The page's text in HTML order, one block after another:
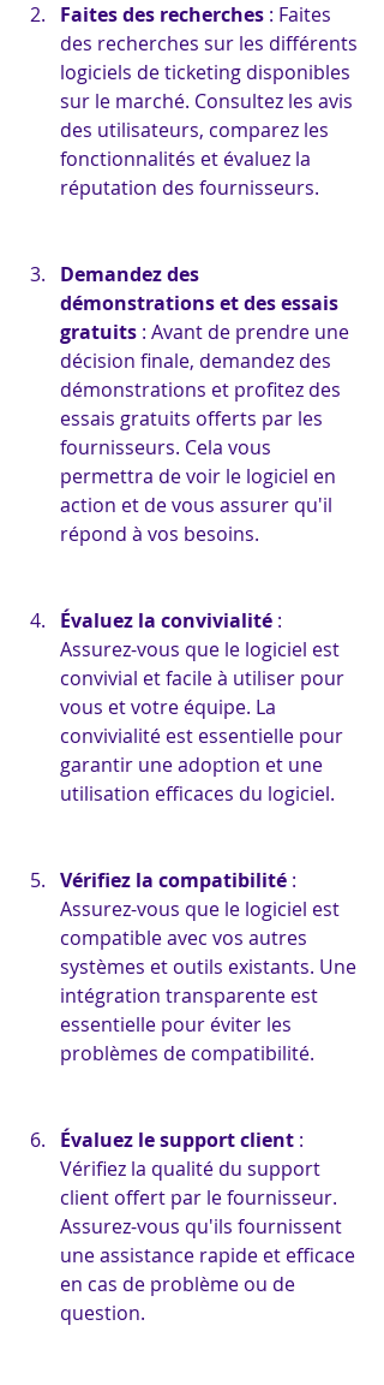
Faites des recherches : Faites
des recherches sur les différents
logiciels de ticketing disponibles
sur le marché. Consultez les avis
des utilisateurs, comparez les
fonctionnalités et évaluez la
réputation des fournisseurs.
Demandez des
démonstrations et des essais
gratuits : Avant de prendre une
décision finale, demandez des
démonstrations et profitez des
essais gratuits offerts par les
fournisseurs. Cela vous
permettra de voir le logiciel en
action et de vous assurer qu'il
répond à vos besoins.
Évaluez la convivialité :
Assurez-vous que le logiciel est
convivial et facile à utiliser pour
vous et votre équipe. La
convivialité est essentielle pour
garantir une adoption et une
utilisation efficaces du logiciel.
Vérifiez la compatibilité :
Assurez-vous que le logiciel est
compatible avec vos autres
systèmes et outils existants. Une
intégration transparente est
essentielle pour éviter les
problèmes de compatibilité.
Évaluez le support client :
Vérifiez la qualité du support
client offert par le fournisseur.
Assurez-vous qu'ils fournissent
une assistance rapide et efficace
en cas de problème ou de
question.